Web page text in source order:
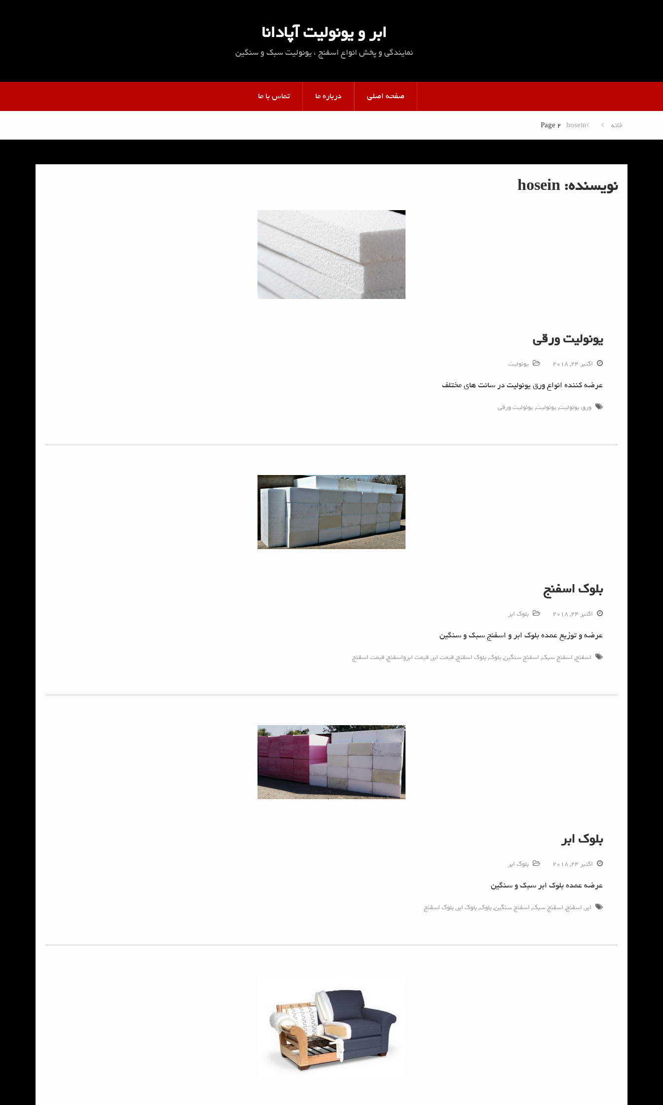
ابر و یونولیت آپادانا
نمایندگی و پخش انواع اسفنج ، یونولیت سبک و سنگین
صفحه اصلی درباره ما تماس با ما
خانه hosein
Page 2
نویسنده:hosein
یونولیت ورقی
اکتبر 24, 2018 یونولیت
عرضه کننده انواع ورق یونولیت در سانت های مختلف
ورق یونولیت,یونولیت,یونولیت ورقی
بلوک اسفنج
اکتبر 24, 2018 بلوک ابر
عرضه و توزیع عمده بلوک ابر و اسفنج سبک و سنگین
اسفنج,اسفنج سبک,اسفنج سنگین,بلوک,بلوک اسفنج,قیمت ابر,قیمت ابرواسفنج,قیمت اسفنج
بلوک ابر
اکتبر 24, 2018 بلوک ابر
عرضه عمده بلوک ابر سبک و سنگین
ابر,اسفنج,اسفنج سبک,اسفنج سنگین,بلوک,بلوک ابر,بلوک اسفنج